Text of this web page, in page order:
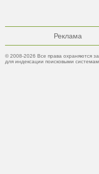
Реклама
© 2008-2026 Все права охраняются
для индексации поисковыми